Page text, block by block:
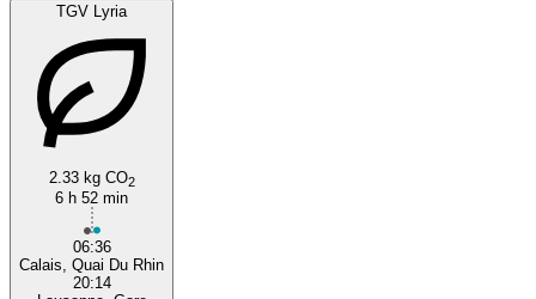
TGV Lyria
2.33 kg CO2
6 h 52 min
06:36
Calais, Quai Du Rhin
20:14